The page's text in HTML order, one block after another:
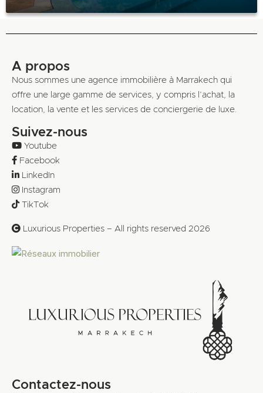
A propos
Nous sommes une agence immobilière à Marrakech qui
offre une large gamme de services, y compris l’achat, la
location, la vente et les services de conciergerie de luxe.
Suivez-nous
Youtube
Facebook
LinkedIn
Instagram
TikTok
Luxurious Properties – All rights reserved 2026
Contactez-nous